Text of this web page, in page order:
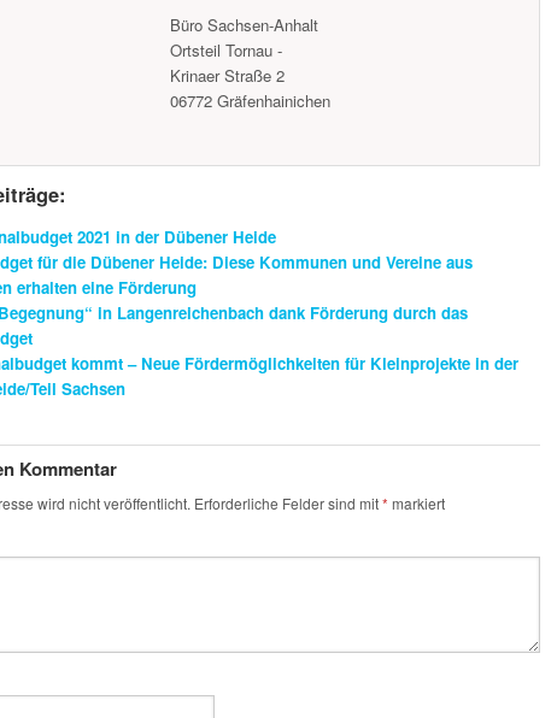
Büro Sachsen-Anhalt
Ortsteil Tornau -
Krinaer Straße 2
06772 Gräfenhainichen
2021 in der Dübener Heide
für die Dübener Heide: Diese Kommunen und Vereine aus
erhalten eine Förderung
in Langenreichenbach dank Förderung durch das
kommt – Neue Fördermöglichkeiten für Kleinprojekte in der
Teil Sachsen
Kommentar
wird nicht veröffentlicht. Erforderliche Felder sind mit* markiert